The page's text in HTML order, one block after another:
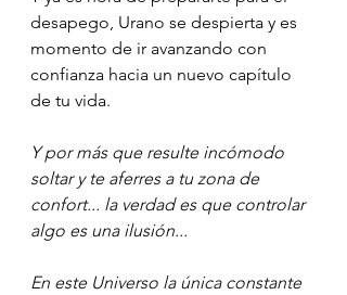
desapego, Urano se despierta y es
momento de ir avanzando con
confianza hacia un nuevo capítulo
de tu vida.
Y por más que resulte incómodo
soltar y te aferres a tu zona de
confort... la verdad es que controlar
algo es una ilusión...
En este Universo la única constante